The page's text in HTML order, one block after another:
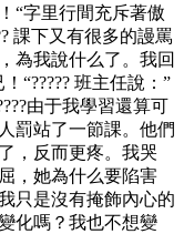
“字里行間充斥著傲
課下又有很多的謾罵
為我說什么了。我回
“????? 班主任說：”
由于我學習還算可
罰站了一節課。他們
，反而更疼。我哭
，她為什么要陷害
只是沒有掩飾內心的
化嗎？我也不想變